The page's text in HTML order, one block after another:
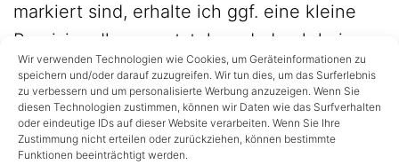
Wir verwenden Technologien wie Cookies, um Geräteinformationen zu
speichern und/oder darauf zuzugreifen. Wir tun dies, um das Surferlebnis
zu verbessern und um personalisierte Werbung anzuzeigen. Wenn Sie
diesen Technologien zustimmen, können wir Daten wie das Surfverhalten
oder eindeutige IDs auf dieser Website verarbeiten. Wenn Sie Ihre
Zustimmung nicht erteilen oder zurückziehen, können bestimmte
Funktionen beeinträchtigt werden.
markiert sind, erhalte ich ggf. eine kleine
Provision. Ihnen entstehen dadurch keine
Nachteile.
KATEGORIEN